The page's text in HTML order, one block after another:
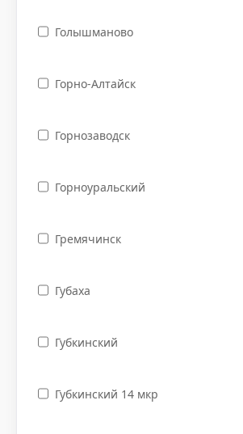
Голышманово
Горно-Алтайск
Горнозаводск
Горноуральский
Гремячинск
Губаха
Губкинский
Губкинский 14 мкр